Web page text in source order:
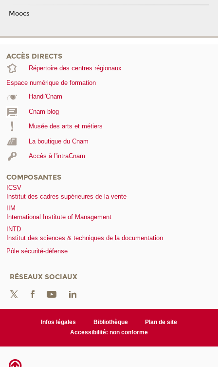
Moocs
ACCÈS DIRECTS
Répertoire des centres régionaux
Espace numérique de formation
Handi'Cnam
Cnam blog
Musée des arts et métiers
La boutique du Cnam
Accès à l'intraCnam
COMPOSANTES
ICSV
Institut des cadres supérieures de la vente
IIM
International Institute of Management
INTD
Institut des sciences & techniques de la documentation
Pôle sécurité-défense
RÉSEAUX SOCIAUX
Infos légales Bibliothèque
Plan de site
Accessibilité: non conforme